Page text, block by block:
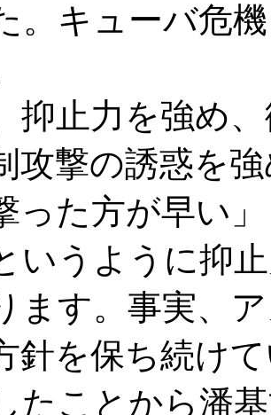
。キューバ危
止力を強め
攻撃の誘惑を
った方が早い
いうように抑
ます。事実、
針を保ち続け
ことから潘